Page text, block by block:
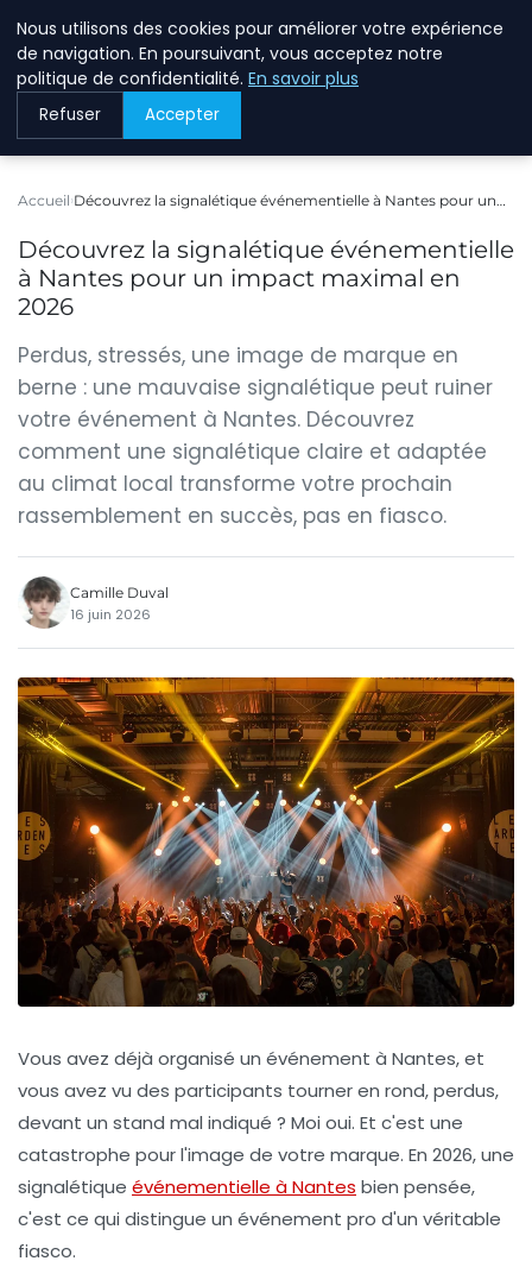
BREIGHAWAY
Accueil Découvrez la signalétique événementielle à Nantes pour un…
Découvrez la signalétique événementielle
à Nantes pour un impact maximal en
2026
Perdus, stressés, une image de marque en
berne : une mauvaise signalétique peut ruiner
votre événement à Nantes. Découvrez
comment une signalétique claire et adaptée
au climat local transforme votre prochain
rassemblement en succès, pas en fiasco.
Camille Duval
16 juin 2026
Vous avez déjà organisé un événement à Nantes, et
vous avez vu des participants tourner en rond, perdus,
devant un stand mal indiqué ? Moi oui. Et c'est une
catastrophe pour l'image de votre marque. En 2026, une
signalétique événementielle à Nantes bien pensée,
c'est ce qui distingue un événement pro d'un véritable
fiasco.
Nous utilisons des cookies pour améliorer votre expérience
de navigation. En poursuivant, vous acceptez notre
politique de confidentialité. En savoir plus
Refuser Accepter